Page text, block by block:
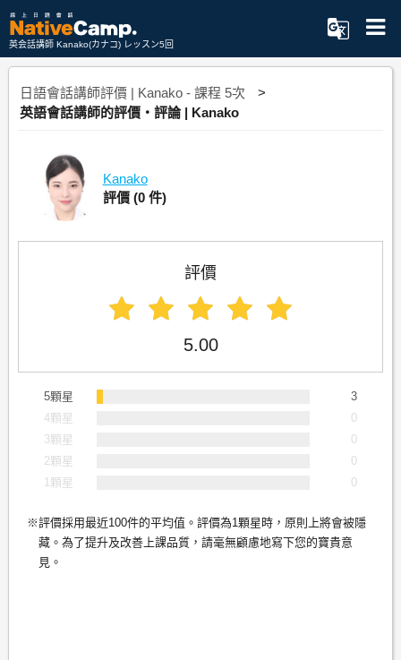
英会話講師 Kanako(カナコ) レッスン5回
日語會話講師評價 | Kanako - 課程 5次
英語會話講師的評價・評論 | Kanako
Kanako
評價 (0 件)
評價
5.00
5顆星
3
4顆星
0
3顆星
0
2顆星
0
1顆星
0
評價採用最近100件的平均值。評價為1顆星時，原則上將會被隱
藏。為了提升及改善上課品質，請毫無顧慮地寫下您的寶貴意
見。